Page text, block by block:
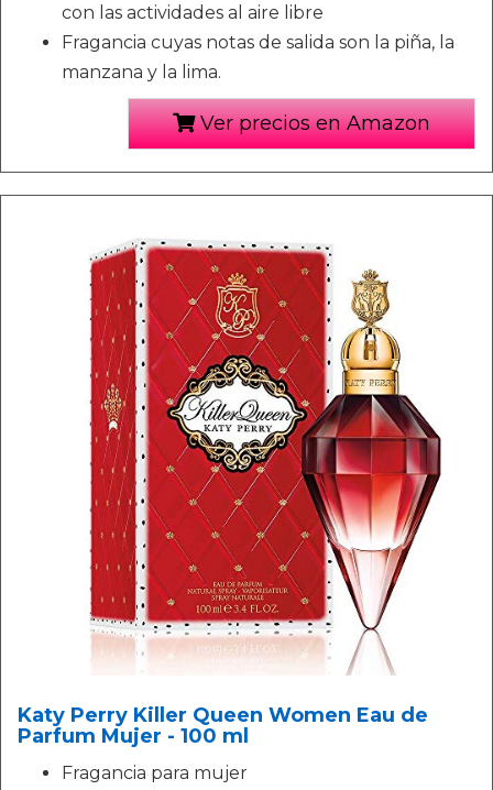
con las actividades al aire libre
Fragancia cuyas notas de salida son la piña, la
manzana y la lima.
Ver precios en Amazon
Katy Perry Killer Queen Women Eau de
Parfum Mujer - 100 ml
Fragancia para mujer